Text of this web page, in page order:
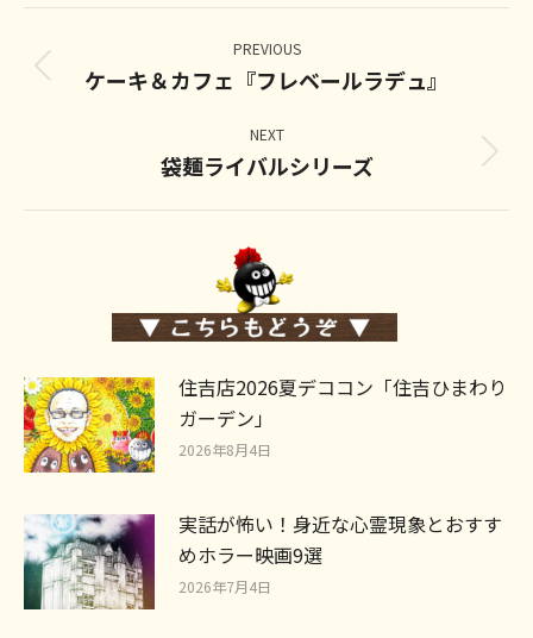
Post
navigation
PREVIOUS
Previous
ケーキ＆カフェ『フレベールラデュ』
NEXT
Next
袋麺ライバルシリーズ
住吉店2026夏デココン「住吉ひまわり
ガーデン」
2026年8月4日
実話が怖い！身近な心霊現象とおすす
めホラー映画9選
2026年7月4日